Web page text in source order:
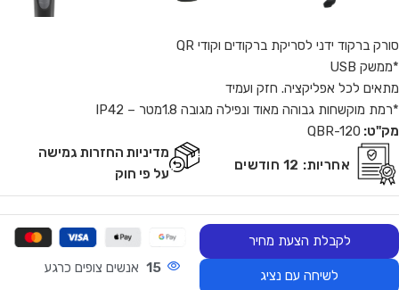
סורק ברקוד ידני לסריקת ברקודים וקודי QR
*ממשק USB
מתאים לכל אפליקציה. חזק ועמיד
*רמת מוקשחות גבוהה מאוד ונפילה מגובה 1.8מטר – IP42
מק"ט: QBR-120
אחריות: 12 חודשים
מדיניות החזרות גמישה
על פי חוק
לקבלת הצעת מחיר
לשיחה עם נציג 15 אנשים צופים כרגע